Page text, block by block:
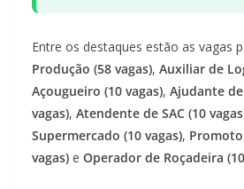
Entre os destaques estão as vagas
Produção (58 vagas), Auxiliar de
Açougueiro (10 vagas), Ajudante
vagas), Atendente de SAC (10
Supermercado (10 vagas),
vagas) e Operador de Roçadeira